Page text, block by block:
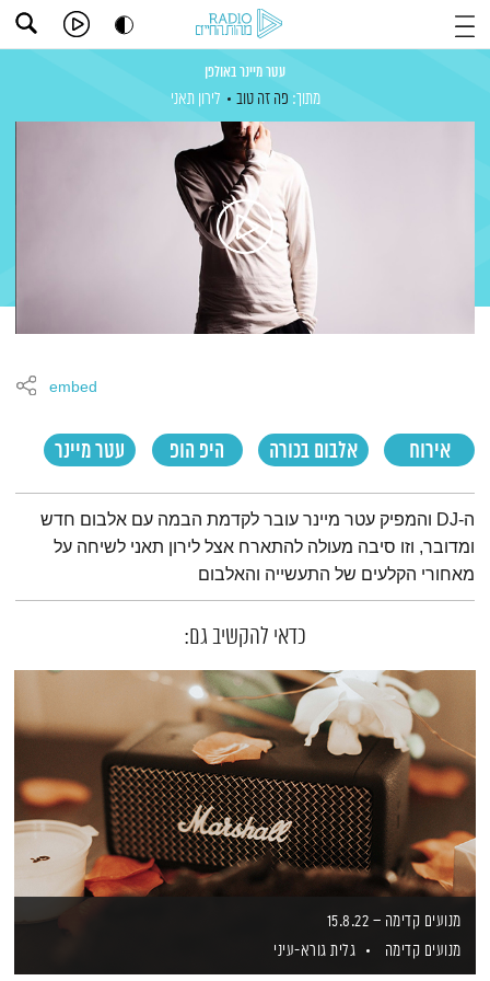
עטר מיינר באולפן
מתוך: פה זה טוב לירון תאני
אירוח אלבום בכורה היפ הופ עטר מיינר
embed
תמצית הפודקאסט
ה-DJ והמפיק עטר מיינר עובר לקדמת הבמה עם אלבום חדש
ומדובר, וזו סיבה מעולה להתארח אצל לירון תאני לשיחה על
מאחורי הקלעים של התעשייה והאלבום
כדאי להקשיב גם:
מנועים קדימה – 15.8.22
מנועים קדימה
גלית גורא-עיני